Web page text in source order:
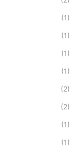
(1)
(1)
(1)
(1)
(2)
(2)
(1)
(1)